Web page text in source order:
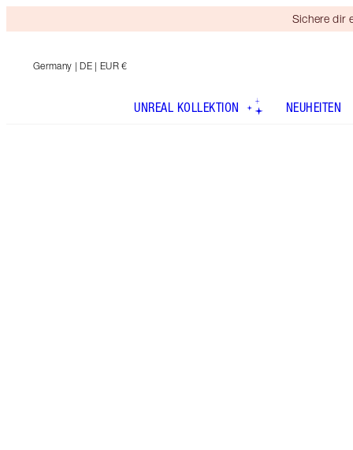
Sichere dir
Germany | DE | EUR €
UNREAL KOLLEKTION NEUHEITEN